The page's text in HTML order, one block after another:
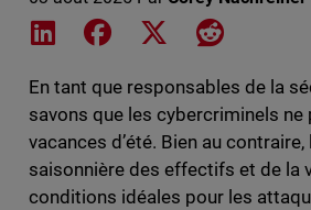
Share on LinkedIn
Share on Facebook
Share on XShare on
En tant que responsables de la
savons que les cybercriminels ne
vacances d’été. Bien au
saisonnière des effectifs et de la
conditions idéales pour les